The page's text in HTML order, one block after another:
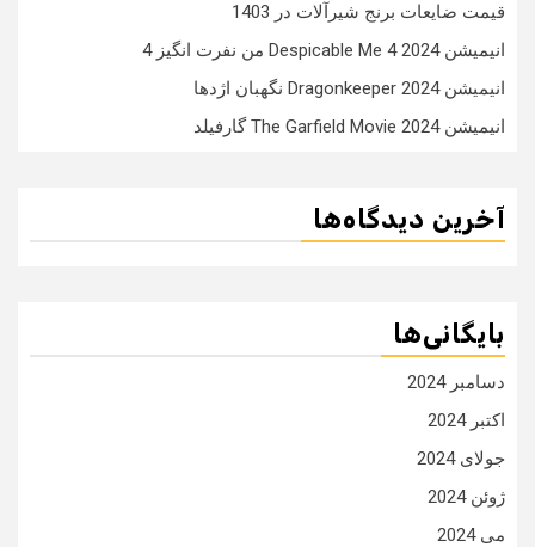
قیمت ضایعات برنج شیرآلات در 1403
انیمیشن Despicable Me 4 2024 من نفرت انگیز 4
انیمیشن Dragonkeeper 2024 نگهبان اژدها
انیمیشن The Garfield Movie 2024 گارفیلد
آخرین دیدگاه‌ها
بایگانی‌ها
دسامبر 2024
اکتبر 2024
جولای 2024
ژوئن 2024
می 2024